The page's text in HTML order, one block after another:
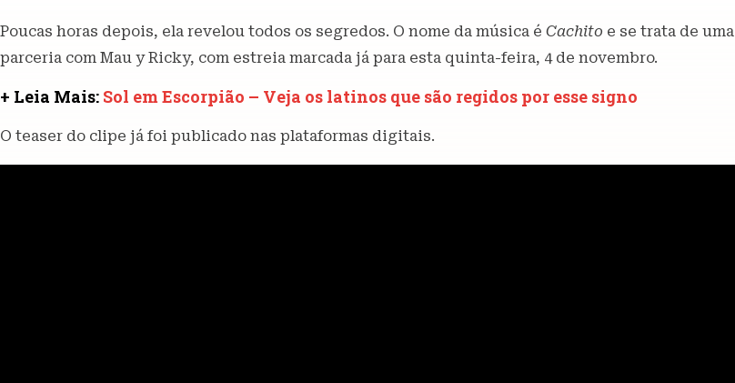
Poucas horas depois, ela revelou todos os segredos. O nome da música é Cachito e se trata de uma
parceria com Mau y Ricky, com estreia marcada já para esta quinta-feira, 4 de novembro.
+ Leia Mais: Sol em Escorpião – Veja os latinos que são regidos por esse signo
O teaser do clipe já foi publicado nas plataformas digitais.